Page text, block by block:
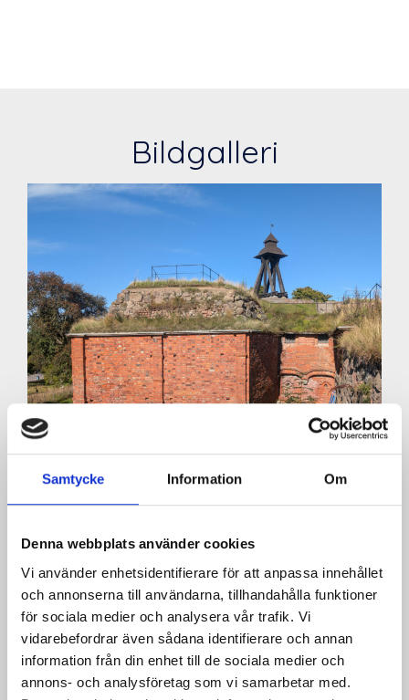
Samtycke Information Om
Denna webbplats använder cookies
Vi använder enhetsidentifierare för att anpassa innehållet
och annonserna till användarna, tillhandahålla funktioner
för sociala medier och analysera vår trafik. Vi
vidarebefordrar även sådana identifierare och annan
information från din enhet till de sociala medier och
annons- och analysföretag som vi samarbetar med.
Bildgalleri